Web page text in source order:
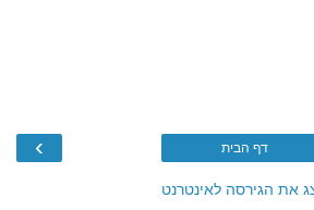
› דף הבית
את הגירסה לאינטרנט